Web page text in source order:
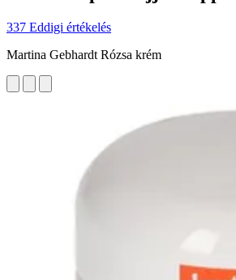
337 Eddigi értékelés
Martina Gebhardt Rózsa krém